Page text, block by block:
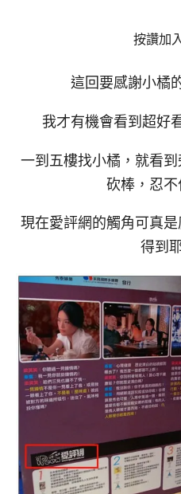
按讚加
這回要感謝小橘
我才有機會看到超好
一到五樓找小橘，就看
砍棒，忍
現在愛評網的觸角可真
得到